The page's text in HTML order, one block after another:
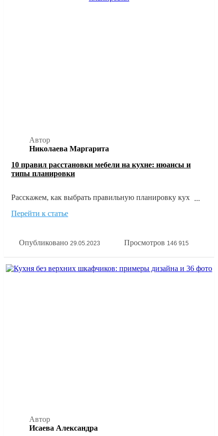
Автор
Николаева Маргарита
10 правил расстановки мебели на кухне: нюансы и
типы планировки
Расскажем, как выбрать правильную планировку кухни
исходя из размеров и формы помещения, а также главных
всё это на наглядных фото примерах расстановки мебели
Перейти к статье
Опубликовано 29.05.2023 Просмотров 146 915
Автор
Исаева Александра